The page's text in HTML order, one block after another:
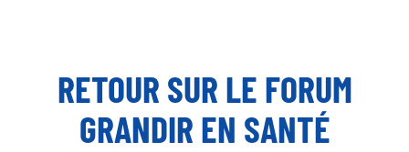
RETOUR SUR LE FORUM
GRANDIR EN SANTÉ